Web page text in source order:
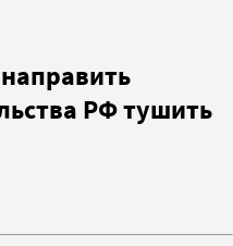
РФ тушить